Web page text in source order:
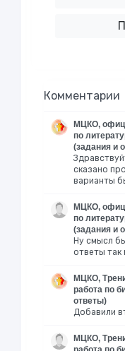
Комментарии
МЦКО,
по
(задания и
сказано
варианты
МЦКО,
по
(задания и
Ну смысл
ответы так
МЦКО,
работа по
ответы)
Добавили
МЦКО,